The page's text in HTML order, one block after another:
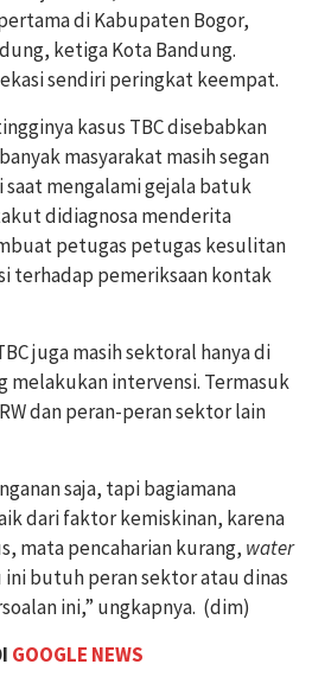
di Kabupaten Bogor,
ketiga Kota Bandung.
sendiri peringkat keempat.
kasus TBC disebabkan
masyarakat masih segan
mengalami gejala batuk
didiagnosa menderita
petugas petugas kesulitan
terhadap pemeriksaan kontak
juga masih sektoral hanya di
melakukan intervensi. Termasuk
dan peran-peran sektor lain
saja, tapi bagiamana
dari faktor kemiskinan, karena
mata pencaharian kurang, water
butuh peran sektor atau dinas
ini,” ungkapnya. (dim)
GOOGLE NEWS